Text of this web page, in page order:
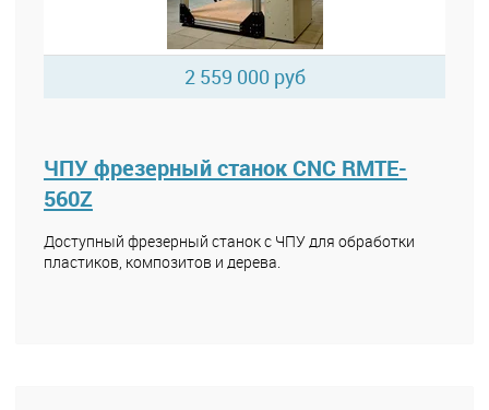
2 559 000 руб
ЧПУ фрезерный станок CNC RMTE-
560Z
Доступный фрезерный станок с ЧПУ для обработки
пластиков, композитов и дерева.